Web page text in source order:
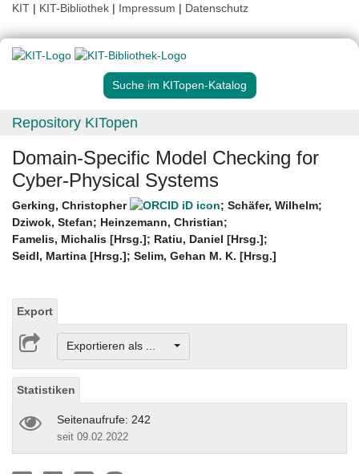
KIT | KIT-Bibliothek | Impressum | Datenschutz
Suche im KITopen-Katalog
Repository KITopen
Domain-Specific Model Checking for
Cyber-Physical Systems
Gerking, Christopher ; Schäfer, Wilhelm;
Dziwok, Stefan; Heinzemann, Christian;
Famelis, Michalis [Hrsg.]; Ratiu, Daniel [Hrsg.];
Seidl, Martina [Hrsg.]; Selim, Gehan M. K. [Hrsg.]
Export
Exportieren als ...
Statistiken
Seitenaufrufe: 242
seit 09.02.2022